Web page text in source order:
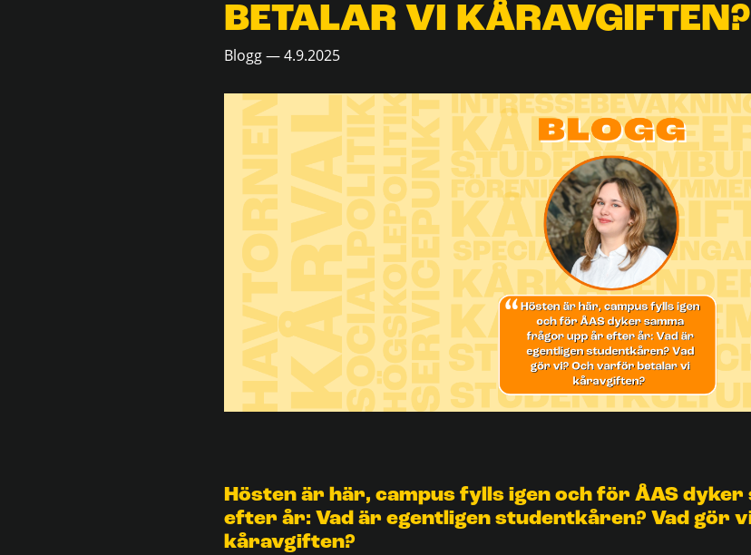
BETALAR VI KÅRAVGIFTEN?
Blogg — 4.9.2025
Hösten är här, campus fylls igen och för ÅAS
efter år: Vad är egentligen studentkåren? Vad gör
kåravgiften?